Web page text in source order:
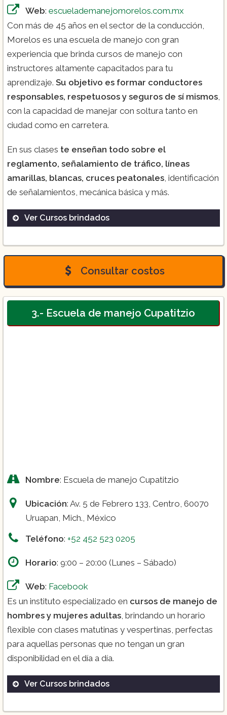
Web: escuelademanejomorelos.com.mx
Con más de 45 años en el sector de la conducción,
Morelos es una escuela de manejo con gran
experiencia que brinda cursos de manejo con
instructores altamente capacitados para tu
aprendizaje. Su objetivo es formar conductores
responsables, respetuosos y seguros de sí mismos
con la capacidad de manejar con soltura tanto en
ciudad como en carretera.
En sus clases te enseñan todo sobre el
reglamento, señalamiento de tráfico, líneas
amarillas, blancas, cruces peatonales , identificación
de señalamientos, mecánica básica y más.
Ver Cursos brindados
Consultar costos
3.- Escuela de manejo Cupatitzio
Nombre: Escuela de manejo Cupatitzio
Ubicación: Av. 5 de Febrero 133, Centro, 60070
Uruapan, Mich., México
Teléfono: +52 452 523 0205
Horario: 9:00 – 20:00 (Lunes – Sábado)
Web: Facebook
Es un instituto especializado en cursos de manejo de
hombres y mujeres adultas , brindando un horario
flexible con clases matutinas y vespertinas, perfectas
para aquellas personas que no tengan un gran
disponibilidad en el día a día.
Ver Cursos brindados